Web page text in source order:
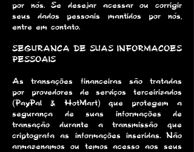
por nós. Se desejar acessar ou corrigir
seus dados pessoais mantidos por nós,
entre em contato.
SEGURANCA DE SUAS INFORMACOES
PESSOAIS
As transações financeiras são tratadas
por provedores de serviços terceirizados
(PayPal & HotMart) que protegem a
segurança de suas informações de
transação durante a transmissão que
criptografa as informações inseridas. Não
armazenamos ou temos acesso aos seus